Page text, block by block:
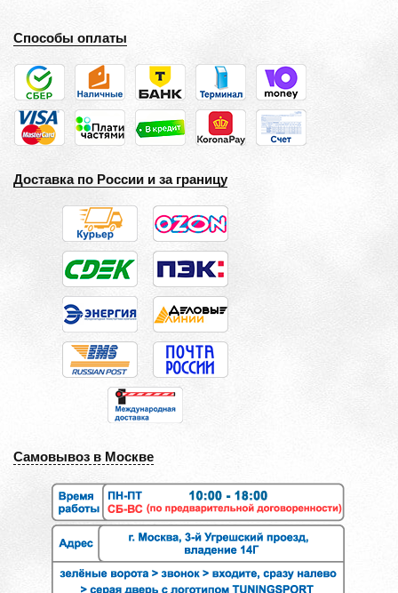
Способы оплаты
Доставка по России и за границу
Самовывоз в Москве